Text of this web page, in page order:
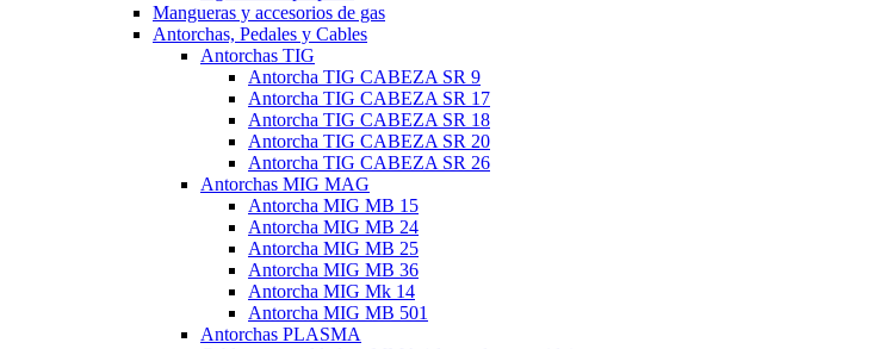
Mangueras y accesorios de gas
Antorchas, Pedales y Cables
Antorchas TIG
Antorcha TIG CABEZA SR 9
Antorcha TIG CABEZA SR 17
Antorcha TIG CABEZA SR 18
Antorcha TIG CABEZA SR 20
Antorcha TIG CABEZA SR 26
Antorchas MIG MAG
Antorcha MIG MB 15
Antorcha MIG MB 24
Antorcha MIG MB 25
Antorcha MIG MB 36
Antorcha MIG Mk 14
Antorcha MIG MB 501
Antorchas PLASMA